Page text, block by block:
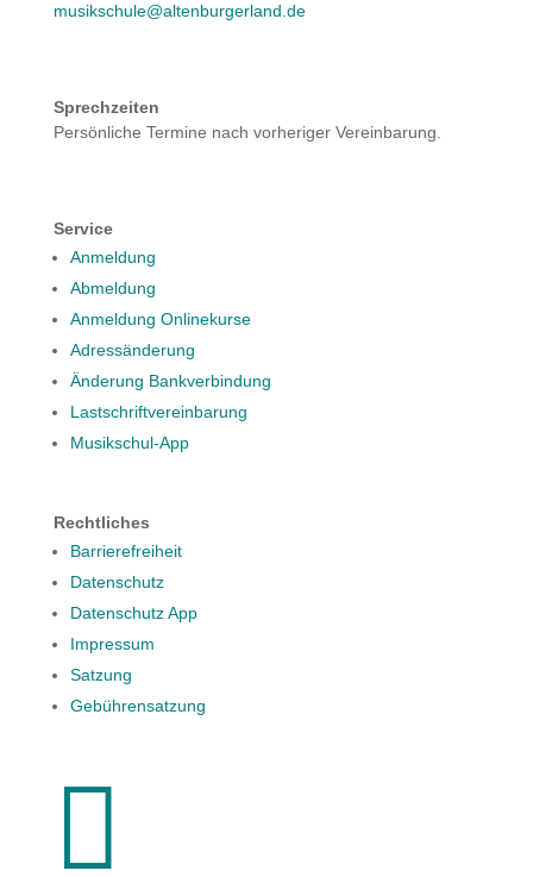
musikschule@altenburgerland.de
Sprechzeiten
Persönliche Termine nach vorheriger Vereinbarung.
Service
Anmeldung
Abmeldung
Anmeldung Onlinekurse
Adressänderung
Änderung Bankverbindung
Lastschriftvereinbarung
Musikschul-App
Rechtliches
Barrierefreiheit
Datenschutz
Datenschutz App
Impressum
Satzung
Gebührensatzung
